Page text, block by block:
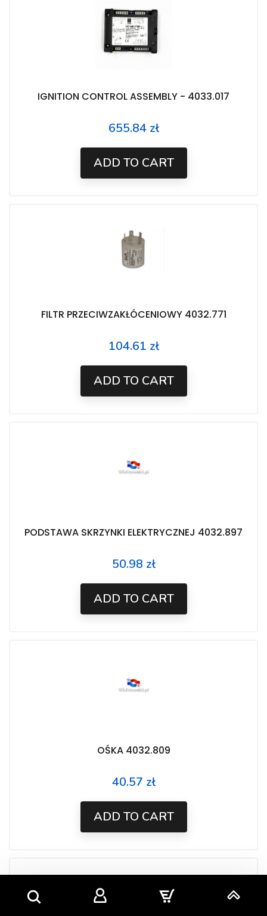
IGNITION CONTROL ASSEMBLY - 4033.017
Price
655.84 zł
ADD TO CART
FILTR PRZECIWZAKŁÓCENIOWY 4032.771
Price
104.61 zł
ADD TO CART
PODSTAWA SKRZYNKI ELEKTRYCZNEJ 4032.897
Price
50.98 zł
ADD TO CART
OŚKA 4032.809
Price
40.57 zł
ADD TO CART